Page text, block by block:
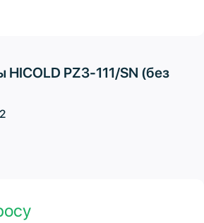
HICOLD PZ3-111/SN (без